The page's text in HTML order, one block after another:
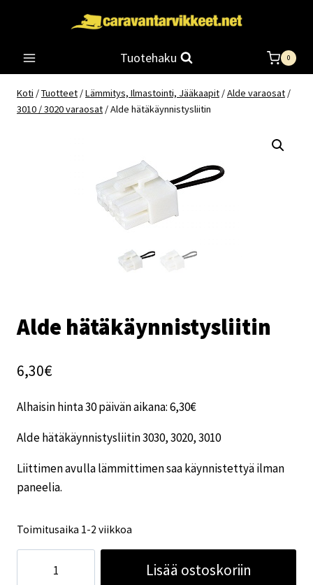
Tuotehaku 0
Koti /Tuotteet /Lämmitys, Ilmastointi, Jääkaapit /Alde varaosat /
3010 / 3020 varaosat /Alde hätäkäynnistysliitin
Alde hätäkäynnistysliitin
6,30€
Alhaisin hinta 30 päivän aikana:6,30€
Alde hätäkäynnistysliitin 3030, 3020, 3010
Liittimen avulla lämmittimen saa käynnistettyä ilman
paneelia.
Toimitusaika 1-2 viikkoa
hätäkäynnistysliitin
Lisää ostoskoriin